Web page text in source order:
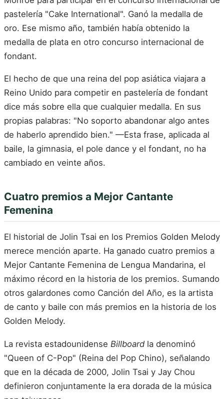
pastelería "Cake International". Ganó la medalla de
oro. Ese mismo año, también había obtenido la
medalla de plata en otro concurso internacional de
fondant.
El hecho de que una reina del pop asiática viajara a
Reino Unido para competir en pastelería de fondant
dice más sobre ella que cualquier medalla. En sus
propias palabras: "No soporto abandonar algo antes
de haberlo aprendido bien." —Esta frase, aplicada al
baile, la gimnasia, el pole dance y el fondant, no ha
cambiado en veinte años.
Cuatro premios a Mejor Cantante
Femenina
El historial de Jolin Tsai en los Premios Golden Melody
merece mención aparte. Ha ganado cuatro premios a
Mejor Cantante Femenina de Lengua Mandarina, el
máximo récord en la historia de los premios. Sumando
otros galardones como Canción del Año, es la artista
de canto y baile con más premios en la historia de los
Golden Melody.
La revista estadounidense Billboard la denominó
"Queen of C-Pop" (Reina del Pop Chino), señalando
que en la década de 2000, Jolin Tsai y Jay Chou
definieron conjuntamente la era dorada de la música